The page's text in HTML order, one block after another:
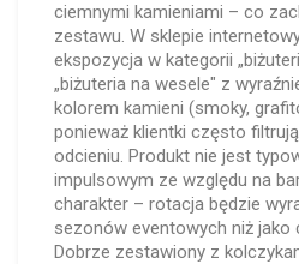
ciemnymi kamieniami – co
zestawu. W sklepie
ekspozycja w kategorii
„biżuteria na wesele" z
kolorem kamieni (smoky,
ponieważ klientki często
odcieniu. Produkt nie jest
impulsowym ze względu na
charakter – rotacja będzie
sezonów eventowych niż jako
Dobrze zestawiony z